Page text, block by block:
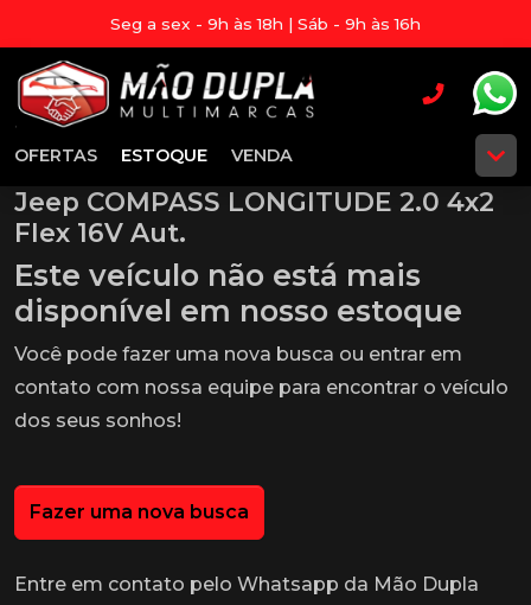
Seg a sex - 9h às 18h | Sáb - 9h às 16h
OFERTAS ESTOQUE VENDA
Jeep COMPASS LONGITUDE 2.0 4x2
Flex 16V Aut.
Este veículo não está mais
disponível em nosso estoque
Você pode fazer uma nova busca ou entrar em
contato com nossa equipe para encontrar o veículo
dos seus sonhos!
Fazer uma nova busca
Entre em contato pelo Whatsapp da Mão Dupla